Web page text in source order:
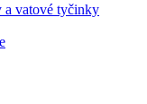
a vatové tyčinky